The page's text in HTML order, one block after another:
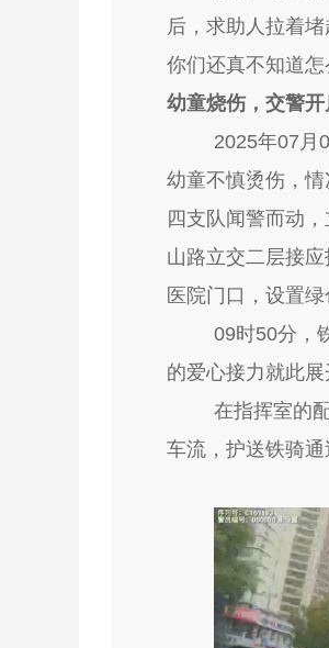
后，求助人拉着堵
你们还真不知道怎
幼童烧伤，交警开
2025年07月
幼童不慎烫伤，
四支队闻警而动
山路立交二层接
医院门口，设置
09时50分，
的爱心接力就此展
在指挥室的
车流，护送铁骑通